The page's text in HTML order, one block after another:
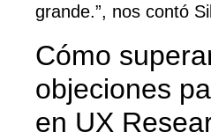
grande.”, nos contó
Cómo
objeciones
en UX